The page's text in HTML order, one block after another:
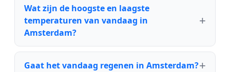
Wat zijn de hoogste en laagste
temperaturen van vandaag in
Amsterdam?
Gaat het vandaag regenen in Amsterdam?